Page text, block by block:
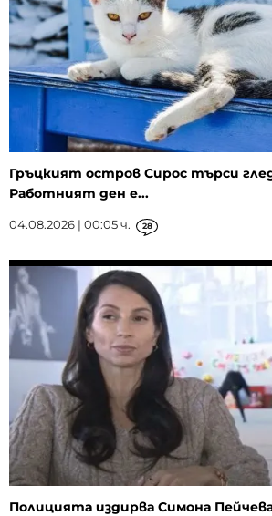
Гръцкият остров Сирос търси
Работният ден е...
04.08.2026 | 00:05 ч. 28
Полицията издирва Симона